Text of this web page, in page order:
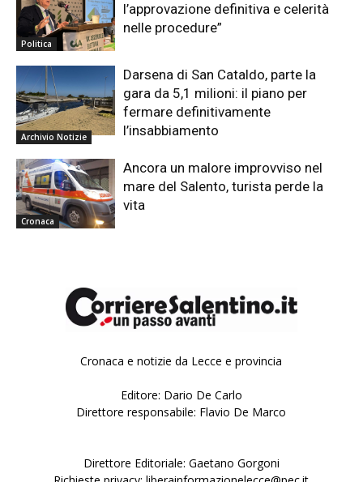
Politica
l’approvazione definitiva e celerità
nelle procedure”
Archivio Notizie
Darsena di San Cataldo, parte la
gara da 5,1 milioni: il piano per
fermare definitivamente
l’insabbiamento
Cronaca
Ancora un malore improvviso nel
mare del Salento, turista perde la
vita
Cronaca e notizie da Lecce e provincia
Editore: Dario De Carlo
Direttore responsabile: Flavio De Marco
Direttore Editoriale: Gaetano Gorgoni